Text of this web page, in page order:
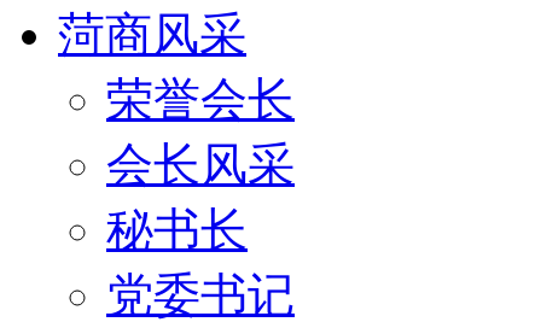
菏商风采
荣誉会长
会长风采
秘书长
党委书记